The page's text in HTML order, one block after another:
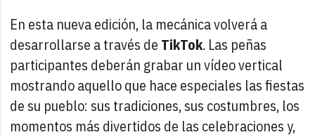
En esta nueva edición, la mecánica volverá a
desarrollarse a través de TikTok. Las peñas
participantes deberán grabar un vídeo vertical
mostrando aquello que hace especiales las fiestas
de su pueblo: sus tradiciones, sus costumbres, los
momentos más divertidos de las celebraciones y,